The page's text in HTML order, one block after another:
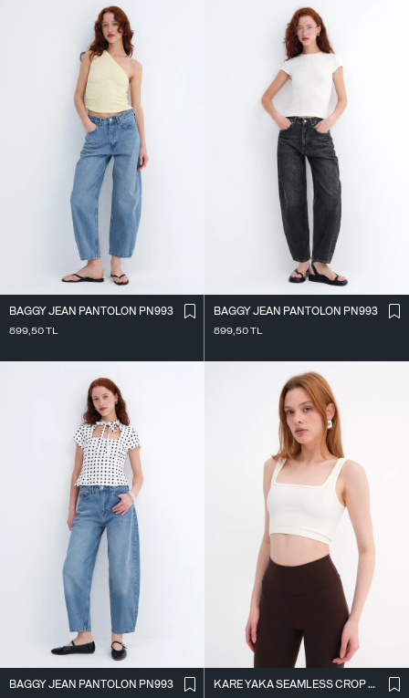
BAGGY JEAN PANTOLON PN993
899,50TL
BAGGY JEAN PANTOLON PN993
899,50TL
BAGGY JEAN PANTOLON PN993
KARE YAKA SEAMLESS CROP ATLET A0187-L5